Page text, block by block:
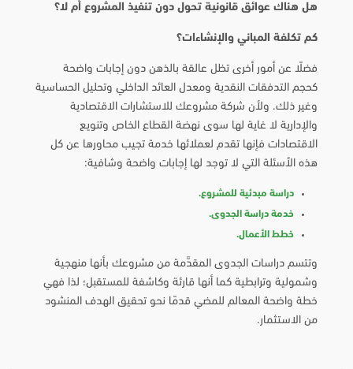
هل هناك عوائق قانونية تحول دون تنفيذ المشروع أم لا؟
كم تكلفة المباني والإنشاءات؟
فضلًا عن أمور أخرى تظل عالقة بالذهن دون إجابات واضحة
كحجم التدفقات النقدية ومعدل العائد الداخلي وتحليل الحساسية
وغير ذلك. ولأن شركة مشروعك للاستشارات الاقتصادية
والإدارية لا غاية لها سوى نهضة القطاع الخاص وتنويع
الاقتصادات فإنها تقدم لعملائها خدمة تجيب محاورها عن كل
هذه الأسئلة التي لا توجد لها إجابات واضحة وشافية:
دراسة مبدئية للمشروع.
خدمة دراسة الجدوى.
خطط الأعمال.
وتتسم دراسات الجدوى المقدَّمة من مشروعك بأنها منهجية
وشمولية وترابطية كما أنها قارئة وكاشفة للمستقبل؛ لذا فهي
خطة واضحة المعالم للمضي قدمًا نحو تحقيق الهدف المنشود
من الاستثمار.